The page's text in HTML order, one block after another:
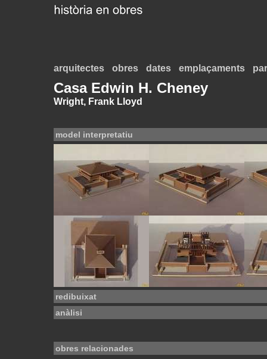
arquitectes obres dates emplaçaments
Casa Edwin H. Cheney
Wright, Frank Lloyd
model interpretatiu
redibuixat
anàlisi
obres relacionades